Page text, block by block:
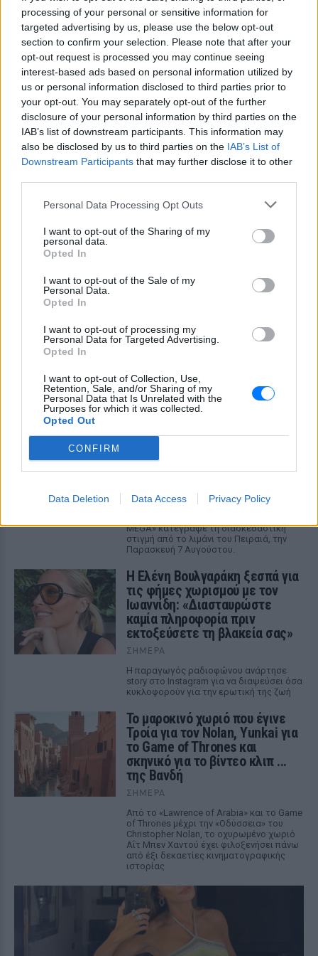
processing of your personal or sensitive information for
targeted advertising by us, please use the below opt-out
section to confirm your selection. Please note that after your
opt-out request is processed you may continue seeing
interest-based ads based on personal information utilized by
us or personal information disclosed to third parties prior to
your opt-out. You may separately opt-out of the further
disclosure of your personal information by third parties on the
IAB’s list of downstream participants. This information may
also be disclosed by us to third parties on the IAB’s List of
Downstream Participants that may further disclose it to other
Personal Data Processing Opt Outs
I want to opt-out of the Sharing of my
personal data.
Opted In
I want to opt-out of the Sale of my
Personal Data.
Opted In
I want to opt-out of processing my
Personal Data for Targeted Advertising.
Opted In
I want to opt-out of Collection, Use,
Retention, Sale, and/or Sharing of my
Personal Data that Is Unrelated with the
Purposes for which it was collected.
Opted Out
CONFIRM
Data Deletion Data Access Privacy Policy
ΔΙΑΦΗΜΙΣΗ
ΣΤΗΝ ΙΔΙΑ ΚΑΤΗΓΟΡΙΑ
Νεαρός στο λιμάνι του Πειραιά:
απίθανη ατάκα στην κάμερα του
ΣΉΜΕΡΑ
MEGA» κατέγραψε τη διασκεδαστική
στιγμή από το λιμάνι του Πειραιά, την
Παρασκευή 7 Αυγούστου.
Η Ελένη Βουλγαράκη ξεσπά για
τις φήμες χωρισμού με τον
Ιωαννίδη: «Διασταυρώστε
καμία πληροφορία πριν
εκτοξεύσετε τη βλακεία σας»
ΣΉΜΕΡΑ
Η παραγωγός ραδιοφώνου ανάρτησε
story στο Instagram για να διαψεύσει όσα
κυκλοφορούν για την ερωτική της ζωή
Το μαροκινό χωριό που έγινε
Τροία για τον Nolan, Yunkai για
το Game of Thrones και
σκηνικό για το βίντεο κλιπ ...
της Βανδή
ΣΉΜΕΡΑ
Από το «Lawrence of Arabia» και το Game
of Thrones μέχρι την «Οδύσσεια» του
Christopher Nolan, το οχυρωμένο χωριό
Αΐτ Μπεν Χαντού έχει φιλοξενήσει πάνω
από έξι δεκαετίες κινηματογραφικής
ιστορίας